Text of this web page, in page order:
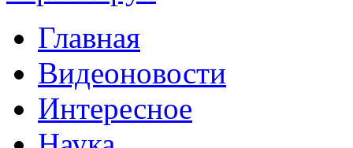
Главная
Видеоновости
Интересное